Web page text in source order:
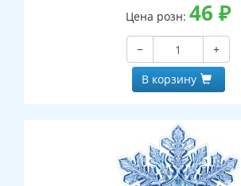
Цена розн: 46 ₽
−
+
В корзину